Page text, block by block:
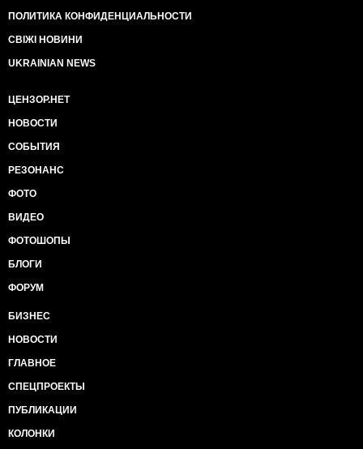
ПОЛИТИКА КОНФИДЕНЦИАЛЬНОСТИ
СВІЖІ НОВИНИ
UKRAINIAN NEWS
ЦЕНЗОР.НЕТ
НОВОСТИ
СОБЫТИЯ
РЕЗОНАНС
ФОТО
ВИДЕО
ФОТОШОПЫ
БЛОГИ
ФОРУМ
БИЗНЕС
НОВОСТИ
ГЛАВНОЕ
СПЕЦПРОЕКТЫ
ПУБЛИКАЦИИ
КОЛОНКИ